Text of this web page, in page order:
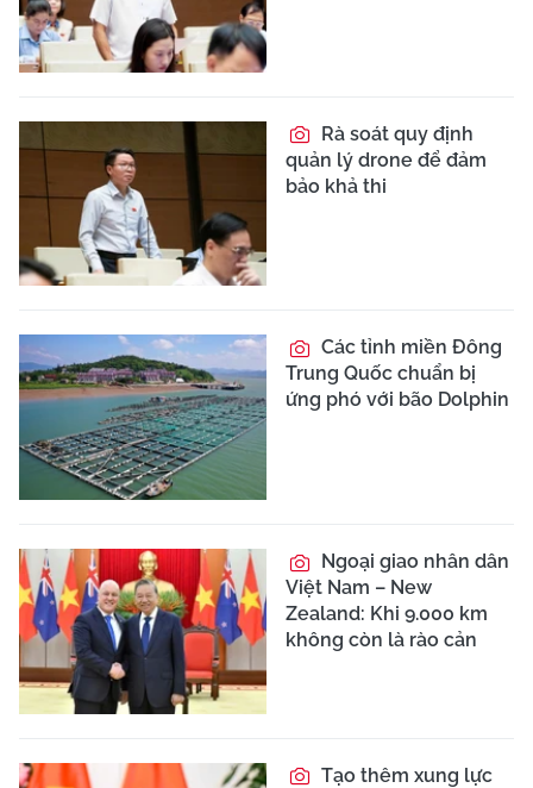
Rà soát quy định
quản lý drone để đảm
bảo khả thi
Các tỉnh miền Đông
Trung Quốc chuẩn bị
ứng phó với bão Dolphin
Ngoại giao nhân dân
Việt Nam – New
Zealand: Khi 9.000 km
không còn là rào cản
Tạo thêm xung lực